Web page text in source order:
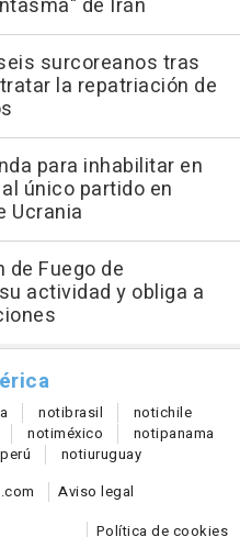
de Irán
surcoreanos tras
la repatriación de
para inhabilitar en
único partido en
Ucrania
de Fuego de
actividad y obliga a
notibrasil notichile
notiméxico notipanama
perú notiuruguay
Aviso legal
Política de cookies